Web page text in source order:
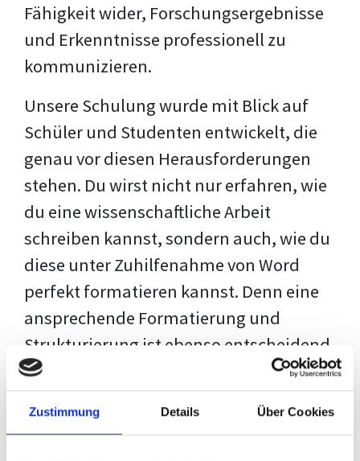
Zustimmung Details Über Cookies
Fähigkeit wider, Forschungsergebnisse
und Erkenntnisse professionell zu
kommunizieren.
Unsere Schulung wurde mit Blick auf
Schüler und Studenten entwickelt, die
genau vor diesen Herausforderungen
stehen. Du wirst nicht nur erfahren, wie
du eine wissenschaftliche Arbeit
schreiben kannst, sondern auch, wie du
diese unter Zuhilfenahme von Word
perfekt formatieren kannst. Denn eine
ansprechende Formatierung und
Strukturierung ist ebenso entscheidend
wie der Inhalt selbst. Jeder Prüfer hat
eigene Erwartungen, und unsere
Schulung ist so konzipiert, dass sie dir